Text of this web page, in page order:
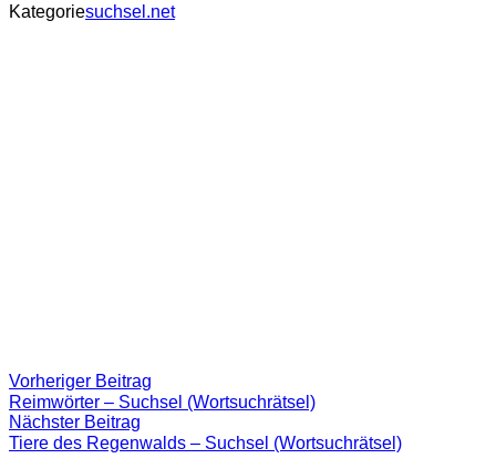
Kategoriesuchsel.net
Beitragsnavigation
Vorheriger Beitrag
Beitrag:
Reimwörter – Suchsel (Wortsuchrätsel)
Nächster Beitrag
Beitrag
Tiere des Regenwalds – Suchsel (Wortsuchrätsel)